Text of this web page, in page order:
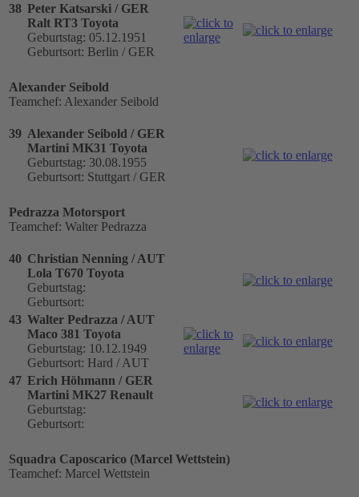
38 Peter Katsarski / GER
Ralt RT3 Toyota
Geburtstag: 05.12.1951
Geburtsort: Berlin / GER
Alexander Seibold
Teamchef: Alexander Seibold
39 Alexander Seibold / GER
Martini MK31 Toyota
Geburtstag: 30.08.1955
Geburtsort: Stuttgart / GER
Pedrazza Motorsport
Teamchef: Walter Pedrazza
40 Christian Nenning / AUT
Lola T670 Toyota
Geburtstag:
Geburtsort:
43 Walter Pedrazza / AUT
Maco 381 Toyota
Geburtstag: 10.12.1949
Geburtsort: Hard / AUT
47 Erich Höhmann / GER
Martini MK27 Renault
Geburtstag:
Geburtsort:
Squadra Caposcarico (Marcel Wettstein)
Teamchef: Marcel Wettstein